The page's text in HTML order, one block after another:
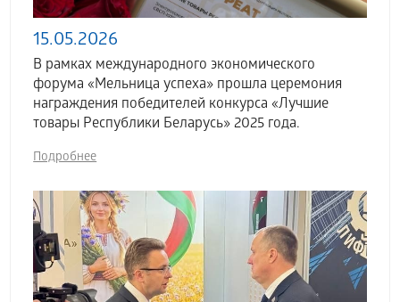
15.05.2026
В рамках международного экономического
форума «Мельница успеха» прошла церемония
награждения победителей конкурса «Лучшие
товары Республики Беларусь» 2025 года.
Подробнее